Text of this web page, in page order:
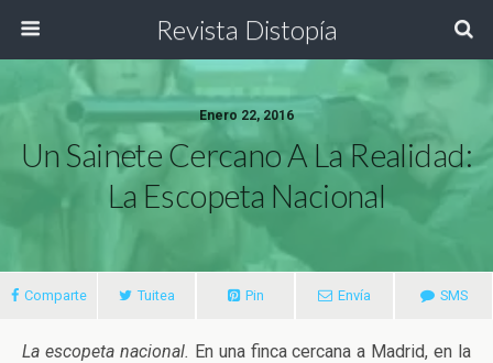
Revista Distopía
Enero 22, 2016
Un Sainete Cercano A La Realidad:
La Escopeta Nacional
Comparte Tuitea Pin Envía SMS
La escopeta nacional. En una finca cercana a Madrid, en la